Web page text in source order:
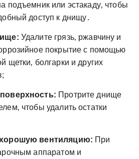
подъемник или эстакаду‚ чтобы
доступ к днищу․
Удалите грязь‚ ржавчину и
покрытие с помощью
щетки‚ болгарки и других
Протрите днище
чтобы удалить остатки
вентиляцию: При
аппаратом и